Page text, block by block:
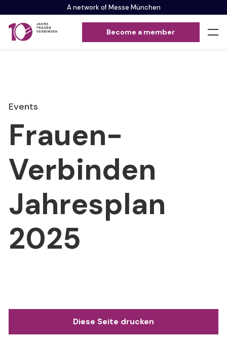
A network of Messe München
Become a member
Events
Frauen-
Verbinden
Jahresplan
2025
Diese Seite drucken